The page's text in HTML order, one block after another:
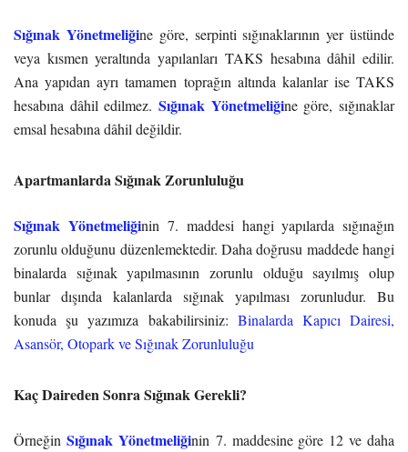
Sığınak Yönetmeliğine göre, serpinti sığınaklarının yer üstünde
veya kısmen yeraltında yapılanları TAKS hesabına dâhil edilir.
Ana yapıdan ayrı tamamen toprağın altında kalanlar ise TAKS
hesabına dâhil edilmez. Sığınak Yönetmeliğine göre, sığınaklar
emsal hesabına dâhil değildir.
Apartmanlarda Sığınak Zorunluluğu
Sığınak Yönetmeliğinin 7. maddesi hangi yapılarda sığınağın
zorunlu olduğunu düzenlemektedir. Daha doğrusu maddede hangi
binalarda sığınak yapılmasının zorunlu olduğu sayılmış olup
bunlar dışında kalanlarda sığınak yapılması zorunludur. Bu
konuda şu yazımıza bakabilirsiniz: Binalarda Kapıcı Dairesi,
Asansör, Otopark ve Sığınak Zorunluluğu
Kaç Daireden Sonra Sığınak Gerekli?
Örneğin Sığınak Yönetmeliğinin 7. maddesine göre 12 ve daha